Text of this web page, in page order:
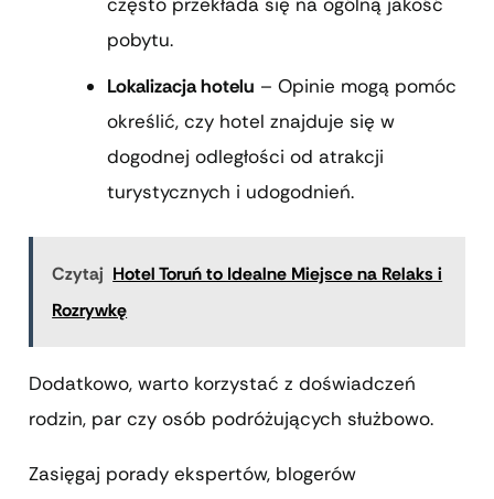
pobytu.
Lokalizacja hotelu – Opinie mogą pomóc
określić, czy hotel znajduje się w
dogodnej odległości od atrakcji
turystycznych i udogodnień.
Czytaj Hotel Toruń to Idealne Miejsce na Relaks i
Rozrywkę
Dodatkowo, warto korzystać z doświadczeń
rodzin, par czy osób podróżujących służbowo.
Zasięgaj porady ekspertów, blogerów